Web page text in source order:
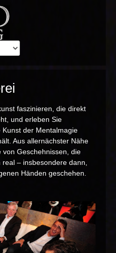
faszinieren, die direkt
und erleben Sie
der Mentalmagie
Aus allernächster Nähe
Geschehnissen, die
– insbesondere dann,
Händen geschehen.